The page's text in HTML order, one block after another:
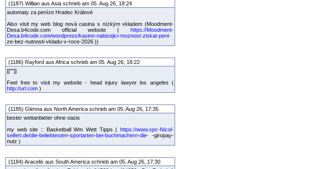
(1187) Willian aus Asia schrieb am 05. Aug 26, 18:24
automaty za peníze Hradec Králové
Also visit my web blog nová casina s nízkým vkladem (Moodment-
Desa.b4code.com official website ( https://Moodment-
Desa.b4code.com/wordpress/kasino-nabizejici-moznost-ziskat-peni-
ze-bez-nutnosti-vkladu-v-roce-2026 ))
(1186) Rayford aus Africa schrieb am 05. Aug 26, 18:22
[[""]]
Feel free to visit my website - head injury lawyer los angeles (
http://url.com )
(1185) Glenna aus North America schrieb am 05. Aug 26, 17:35
bester wettanbieter ohne oasis
my web site :: Basketball Wm Wett Tipps ( https://www.spc-Nicol-
seifert.de/die-beliebtesten-sportarten-bei-buchmachern-die- -giropay-
nutz )
(1184) Aracelis aus South America schrieb am 05. Aug 26, 17:30